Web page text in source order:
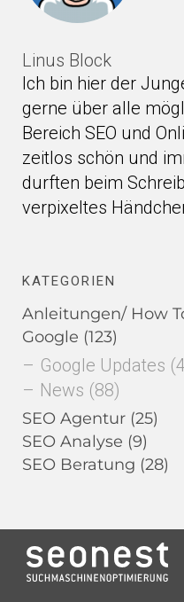
Linus Block
Ich bin hier der
gerne über alle
Bereich SEO und
zeitlos schön und
durften beim
verpixeltes
KATEGORIEN
Anleitungen/ How
Google (123)
Google Updates
News (88)
SEO Agentur (25)
SEO Analyse (9)
SEO Beratung (28)